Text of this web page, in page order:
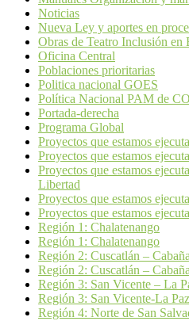
Noticias
Nueva Ley y aportes en
Obras de Teatro Inclusión en
Oficina Central
Poblaciones prioritarias
Politica nacional GOES
Política Nacional PAM de
Portada-derecha
Programa Global
Proyectos que estamos
Proyectos que estamos
Proyectos que estamos
Libertad
Proyectos que estamos
Proyectos que estamos
Región 1: Chalatenango
Región 1: Chalatenango
Región 2: Cuscatlán –
Región 2: Cuscatlán –
Región 3: San Vicente – La
Región 3: San Vicente-La Paz
Región 4: Norte de San